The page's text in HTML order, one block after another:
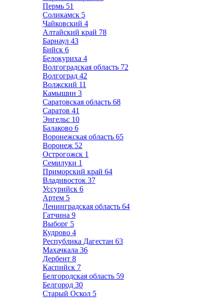
Пермь 51
Соликамск 5
Чайковский 4
Алтайский край 78
Барнаул 43
Бийск 6
Белокуриха 4
Волгоградская область 72
Волгоград 42
Волжский 11
Камышин 3
Саратовская область 68
Саратов 41
Энгельс 10
Балаково 6
Воронежская область 65
Воронеж 52
Острогожск 1
Семилуки 1
Приморский край 64
Владивосток 37
Уссурийск 6
Артем 5
Ленинградская область 64
Гатчина 9
Выборг 5
Кудрово 4
Республика Дагестан 63
Махачкала 36
Дербент 8
Каспийск 7
Белгородская область 59
Белгород 30
Старый Оскол 5